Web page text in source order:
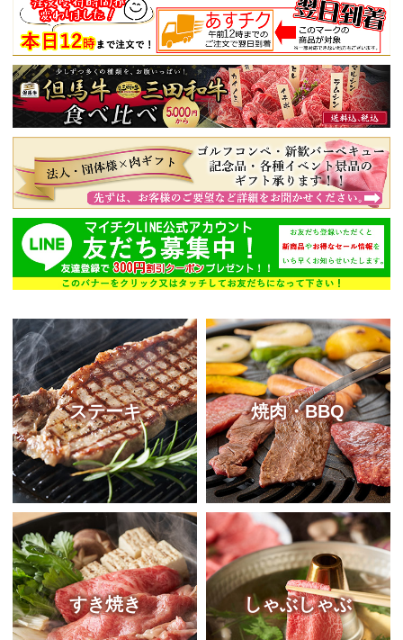
ステーキ 焼肉・BBQ
すき焼き しゃぶしゃぶ